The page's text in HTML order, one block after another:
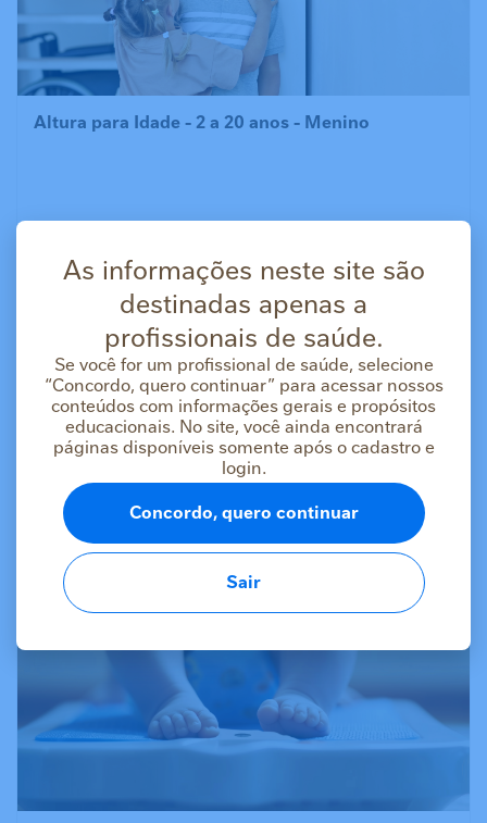
Altura para Idade - 2 a 20 anos - Menino
Altura para Idade - 2 a 20 anos - Menina
Saiba Mais
As informações neste site são
destinadas apenas a
profissionais de saúde.
Se você for um profissional de saúde, selecione
“Concordo, quero continuar” para acessar nossos
conteúdos com informações gerais e propósitos
educacionais. No site, você ainda encontrará
páginas disponíveis somente após o cadastro e
login.
Concordo, quero continuar
Sair